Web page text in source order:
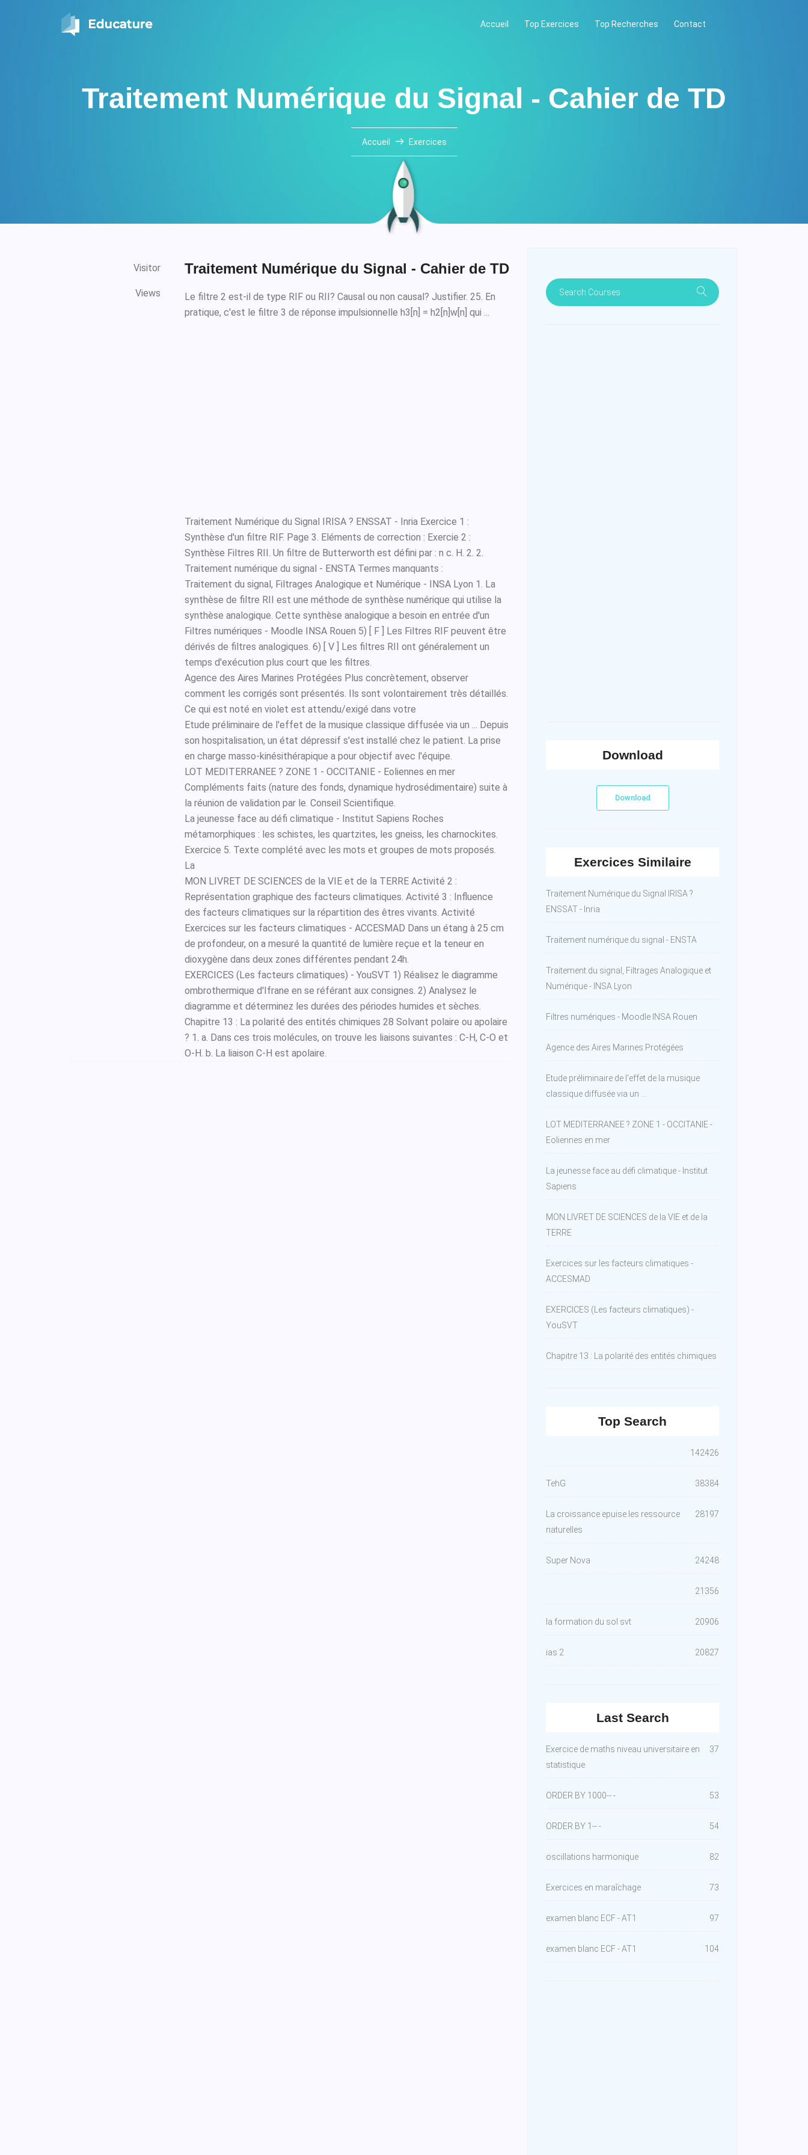
Accueil Top Exercices Top Recherches Contact
Traitement Numérique du Signal - Cahier de TD
Accueil Exercices
Visitor
Views
Traitement Numérique du Signal - Cahier de TD
Le filtre 2 est-il de type RIF ou RII? Causal ou non causal? Justifier. 25. En
pratique, c'est le filtre 3 de réponse impulsionnelle h3[n] = h2[n]w[n] qui ...
Traitement Numérique du Signal IRISA ? ENSSAT - Inria Exercice 1 :
Synthèse d'un filtre RIF. Page 3. Eléments de correction : Exercie 2 :
Synthèse Filtres RII. Un filtre de Butterworth est défini par : n c. H. 2. 2.
Traitement numérique du signal - ENSTA Termes manquants :
Traitement du signal, Filtrages Analogique et Numérique - INSA Lyon 1. La
synthèse de filtre RII est une méthode de synthèse numérique qui utilise la
synthèse analogique. Cette synthèse analogique a besoin en entrée d'un
Filtres numériques - Moodle INSA Rouen 5) [ F ] Les Filtres RIF peuvent être
dérivés de filtres analogiques. 6) [ V ] Les filtres RII ont généralement un
temps d'exécution plus court que les filtres.
Agence des Aires Marines Protégées Plus concrètement, observer
comment les corrigés sont présentés. Ils sont volontairement très détaillés.
Ce qui est noté en violet est attendu/exigé dans votre
Etude préliminaire de l'effet de la musique classique diffusée via un ... Depuis
son hospitalisation, un état dépressif s'est installé chez le patient. La prise
en charge masso-kinésithérapique a pour objectif avec l'équipe.
LOT MEDITERRANEE ? ZONE 1 - OCCITANIE - Eoliennes en mer
Compléments faits (nature des fonds, dynamique hydrosédimentaire) suite à
la réunion de validation par le. Conseil Scientifique.
La jeunesse face au défi climatique - Institut Sapiens Roches
métamorphiques : les schistes, les quartzites, les gneiss, les charnockites.
Exercice 5. Texte complété avec les mots et groupes de mots proposés.
La
MON LIVRET DE SCIENCES de la VIE et de la TERRE Activité 2 :
Représentation graphique des facteurs climatiques. Activité 3 : Influence
des facteurs climatiques sur la répartition des êtres vivants. Activité
Exercices sur les facteurs climatiques - ACCESMAD Dans un étang à 25 cm
de profondeur, on a mesuré la quantité de lumière reçue et la teneur en
dioxygène dans deux zones différentes pendant 24h.
EXERCICES (Les facteurs climatiques) - YouSVT 1) Réalisez le diagramme
ombrothermique d'Ifrane en se référant aux consignes. 2) Analysez le
diagramme et déterminez les durées des périodes humides et sèches.
Chapitre 13 : La polarité des entités chimiques 28 Solvant polaire ou apolaire
? 1. a. Dans ces trois molécules, on trouve les liaisons suivantes : C-H, C-O et
O-H. b. La liaison C-H est apolaire.
Download
Download
Exercices Similaire
Traitement Numérique du Signal IRISA ?
ENSSAT - Inria
Traitement numérique du signal - ENSTA
Traitement du signal, Filtrages Analogique et
Numérique - INSA Lyon
Filtres numériques - Moodle INSA Rouen
Agence des Aires Marines Protégées
Etude préliminaire de l'effet de la musique
classique diffusée via un ...
LOT MEDITERRANEE ? ZONE 1 - OCCITANIE -
Eoliennes en mer
La jeunesse face au défi climatique - Institut
Sapiens
MON LIVRET DE SCIENCES de la VIE et de la
TERRE
Exercices sur les facteurs climatiques -
ACCESMAD
EXERCICES (Les facteurs climatiques) -
YouSVT
Chapitre 13 : La polarité des entités chimiques
Top Search
142426
TehG 38384
La croissance epuise les ressource
naturelles
28197
Super Nova 24248
21356
la formation du sol svt 20906
ias 2 20827
Last Search
Exercice de maths niveau universitaire en
statistique
37
ORDER BY 1000-- - 53
ORDER BY 1-- - 54
oscillations harmonique 82
Exercices en maraîchage 73
examen blanc ECF - AT1 97
examen blanc ECF - AT1 104